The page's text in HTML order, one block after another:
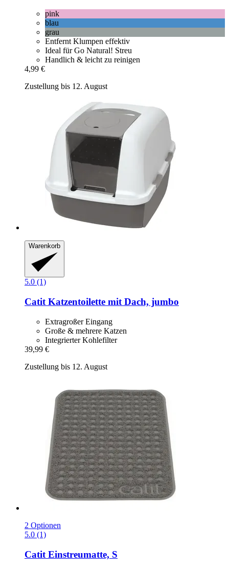
pink
blau
grau
Entfernt Klumpen effektiv
Ideal für Go Natural! Streu
Handlich & leicht zu reinigen
4,99 €
Zustellung bis 12. August
Warenkorb
5.0 (1)
Catit Katzentoilette mit Dach, jumbo
Extragroßer Eingang
Große & mehrere Katzen
Integrierter Kohlefilter
39,99 €
Zustellung bis 12. August
2 Optionen
5.0 (1)
Catit Einstreumatte, S